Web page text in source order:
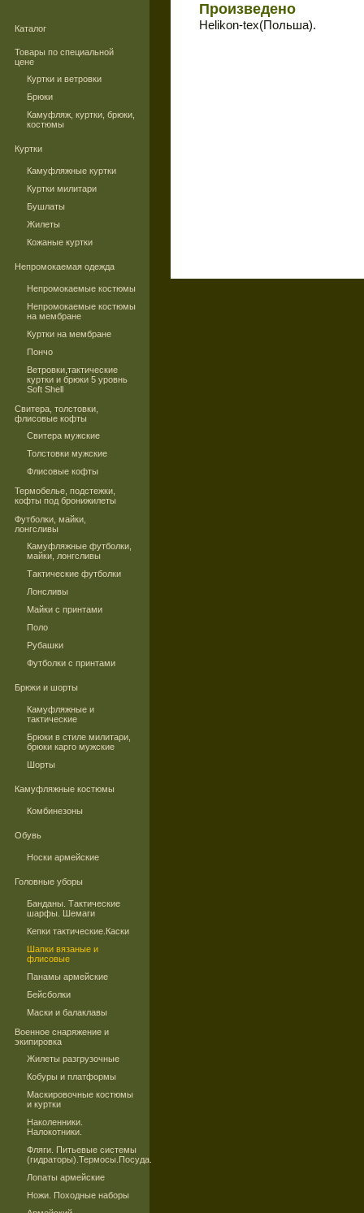
Каталог
Товары по специальной
цене
Куртки и ветровки
Брюки
Камуфляж, куртки, брюки,
костюмы
Куртки
Камуфляжные куртки
Куртки милитари
Бушлаты
Жилеты
Кожаные куртки
Непромокаемая одежда
Непромокаемые костюмы
Непромокаемые костюмы
на мембране
Куртки на мембране
Пончо
Ветровки,тактические
куртки и брюки 5 уровнь
Soft Shell
Свитера, толстовки,
флисовые кофты
Свитера мужские
Толстовки мужские
Флисовые кофты
Термобелье, подстежки,
кофты под бронижилеты
Футболки, майки,
лонгсливы
Камуфляжные футболки,
майки, лонгсливы
Тактические футболки
Лонсливы
Майки с принтами
Поло
Рубашки
Футболки с принтами
Брюки и шорты
Камуфляжные и
тактические
Брюки в стиле милитари,
брюки карго мужские
Шорты
Камуфляжные костюмы
Комбинезоны
Обувь
Носки армейские
Головные уборы
Банданы. Тактические
шарфы. Шемаги
Кепки тактические.Каски
Шапки вязаные и
флисовые
Панамы армейские
Бейсболки
Маски и балаклавы
Военное снаряжение и
экипировка
Жилеты разгрузочные
Кобуры и платформы
Маскировочные костюмы
и куртки
Наколенники.
Налокотники.
Фляги. Питьевые системы
(гидраторы).Термосы.Посуда.
Лопаты армейские
Ножи. Походные наборы
Произведено
Helikon-tex(Польша).